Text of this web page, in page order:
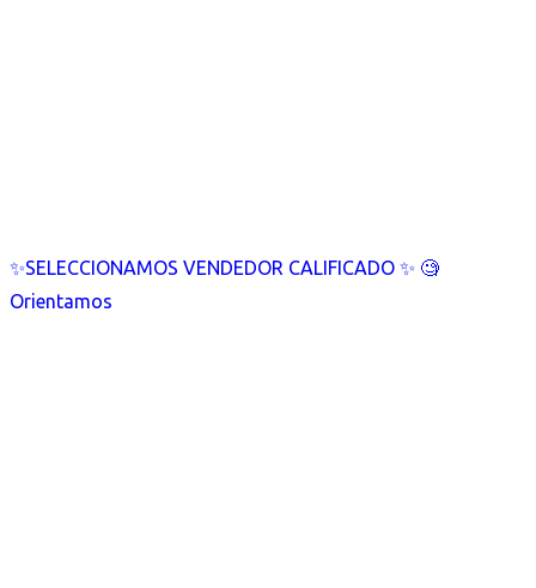
✨SELECCIONAMOS VENDEDOR CALIFICADO ✨ 🧐
Orientamos